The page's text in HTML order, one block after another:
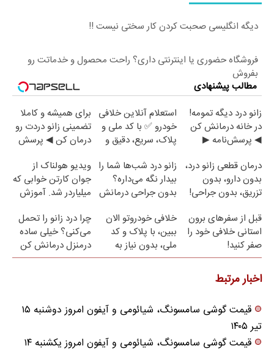
دیگه انگلیسی صحبت کردن کار سختی نیست !!
فروشگاه حضوری یا اینترنتی داری؟ راحت محصول و خدماتت رو
بفروش
مطالب پیشنهادی
زانو درد دیگه تمومه!
در خانه درمانش کن
◀ پرسش‌نامه ▶
استعلام آنلاین خلافی
خودرو ✅ با کد ملی و
پلاک، سریع، دقیق و
برای همیشه و کاملا
تضمینی زانو دردت رو
درمان کن ◀ پرسش
درمان قطعی زانو درد،
بدون دارو، بدون
تزریق، بدون جراحی!
زانو درد شب‌ها شما را
بیدار نگه می‌داره؟
بدون جراحی درمانش
ویدیو هولناک از
جوان کارتن خوابی که
میلیاردر شد. آموزش
قبل از سفرهای برون
استانی خلافی خود را
صفر کنید!
خلافی خودروتو الان
ببین، با پلاک و کد
ملی، بدون نیاز به
مراجعه حضوری
چرا درد زانو را تحمل
می‌کنی؟ خیلی ساده
درمنزل درمانش کن
اخبار مرتبط
قیمت گوشی سامسونگ، شیائومی و آیفون امروز دوشنبه ۱۵
تیر ۱۴۰۵
قیمت گوشی سامسونگ، شیائومی و آیفون امروز یکشنبه ۱۴